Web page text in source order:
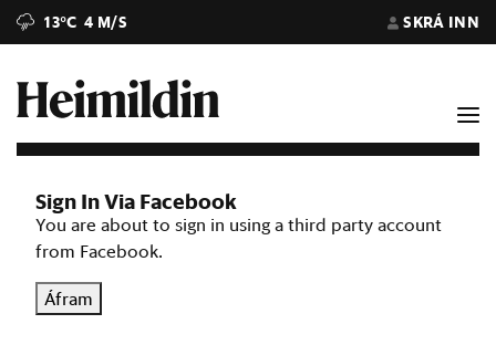
13°C 4 M/S SKRÁ INN
Sign In Via Facebook
You are about to sign in using a third party account
from Facebook.
Áfram